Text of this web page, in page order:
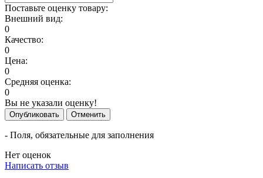
Поставьте оценку товару:
Внешний вид:
0
Качество:
0
Цена:
0
Средняя оценка:
0
Вы не указали оценку!
Опубликовать Отменить
- Поля, обязательные для заполнения
Нет оценок
Написать отзыв